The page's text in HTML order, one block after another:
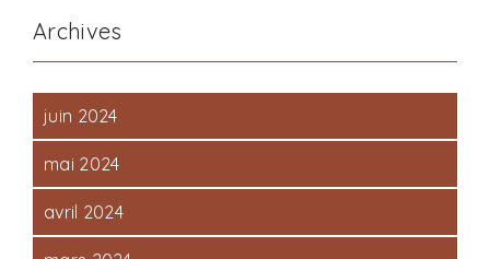
Archives
juin 2024
mai 2024
avril 2024